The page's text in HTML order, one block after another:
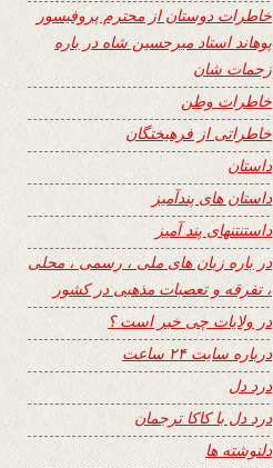
خاطرات دوستان از محترم پروفیسور
پوهاند استاد میرحسین شاه در باره
زحمات شان
خاطرات وطن
خاطراتی از فرهیختگان
داستان
داستان های پندآمیز
داستنتنهای پند آمیز
در باره زبان های ملی ، رسمی ، محلی
، تفرقه و تعصبات مذهبی در کشور
در ولایات چی خبر است ؟
درباره سایت ۲۴ ساعت
درد دل
درد دل با کاکا ترجمان
دلنوشته ها